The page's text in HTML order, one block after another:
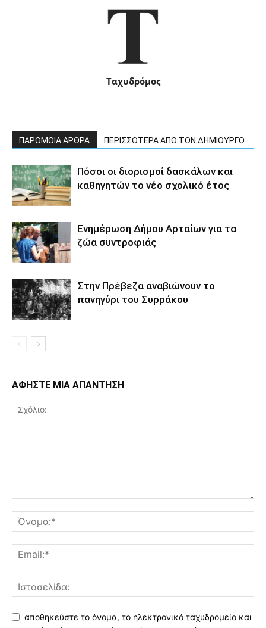
Ταχυδρόμος
ΠΑΡΟΜΟΙΑ ΑΡΘΡΑ ΠΕΡΙΣΣΟΤΕΡΑ ΑΠΟ ΤΟΝ ΔΗΜΙΟΥΡΓΟ
Πόσοι οι διορισμοί δασκάλων και
καθηγητών το νέο σχολικό έτος
Ενημέρωση Δήμου Αρταίων για τα
ζώα συντροφιάς
Στην Πρέβεζα αναβιώνουν το
πανηγύρι του Συρράκου
ΑΦΗΣΤΕ ΜΙΑ ΑΠΑΝΤΗΣΗ
αποθηκεύστε το όνομα, το ηλεκτρονικό ταχυδρομείο και